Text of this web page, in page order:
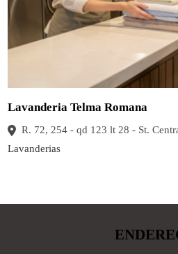
Lavanderia Telma Romana
Lavanderias